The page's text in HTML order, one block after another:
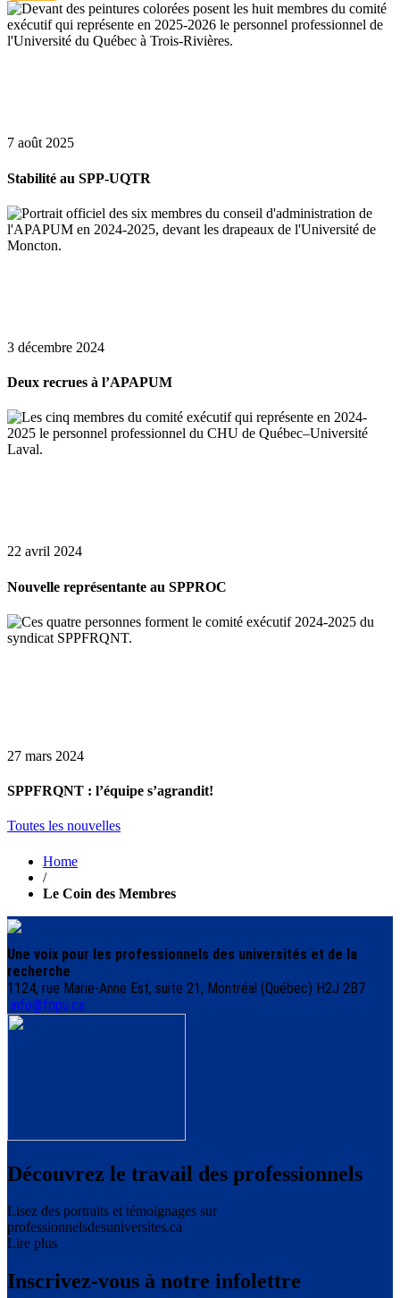
7 août 2025
Stabilité au SPP-UQTR
3 décembre 2024
Deux recrues à l’APAPUM
22 avril 2024
Nouvelle représentante au SPPROC
27 mars 2024
SPPFRQNT : l’équipe s’agrandit!
Toutes les nouvelles
Home
/
Le Coin des Membres
Une voix pour les professionnels des universités et de la
recherche
1124, rue Marie-Anne Est, suite 21, Montréal (Québec) H2J 2B7
info@fppu.ca
Découvrez le travail des professionnels
Lisez des portraits et témoignages sur
professionnelsdesuniversites.ca
Lire plus
Inscrivez-vous à notre infolettre